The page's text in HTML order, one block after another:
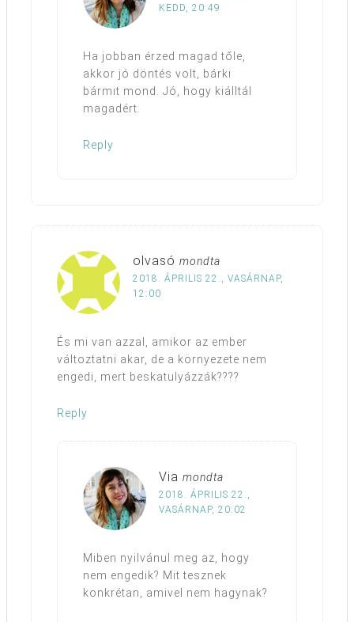
KEDD, 20:49
Ha jobban érzed magad tőle,
akkor jó döntés volt, bárki
bármit mond. Jó, hogy kiálltál
magadért.
Reply
olvasó mondta
2018. ÁPRILIS 22., VASÁRNAP,
12:00
És mi van azzal, amikor az ember
változtatni akar, de a környezete nem
engedi, mert beskatulyázzák????
Reply
Via mondta
2018. ÁPRILIS 22.,
VASÁRNAP, 20:02
Miben nyilvánul meg az, hogy
nem engedik? Mit tesznek
konkrétan, amivel nem hagynak?